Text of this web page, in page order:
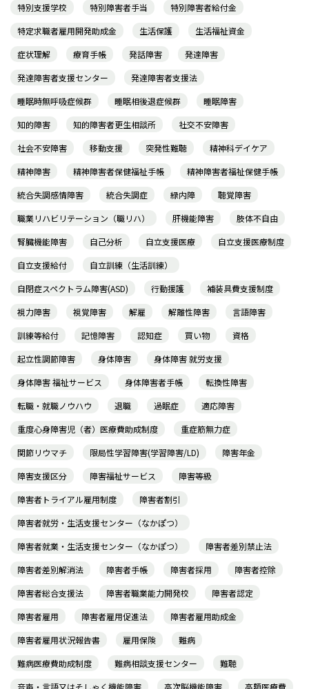
特別支援学校
特別障害者手当
特別障害者給付金
特定求職者雇用開発助成金
生活保護
生活福祉資金
症状理解
療育手帳 発話障害
発達障害
発達障害者支援センター
発達障害者支援法
睡眠時無呼吸症候群
睡眠相後退症候群
睡眠障害
知的障害
知的障害者更生相談所
社交不安障害
社会不安障害
移動支援 突発性難聴
精神科デイケア
精神障害
精神障害者保健福祉手帳
精神障害者福祉保健手帳
統合失調感情障害
統合失調症 緑内障
聴覚障害
職業リハビリテーション（職リハ）
肝機能障害
肢体不自由
腎臓機能障害
自己分析 自立支援医療
自立支援医療制度
自立支援給付
自立訓練（生活訓練）
自閉症スペクトラム障害(ASD)
行動援護
補装具費支援制度
視力障害
視覚障害 解雇 解離性障害
言語障害
訓練等給付
記憶障害 認知症 買い物
資格
起立性調節障害
身体障害
身体障害 就労支援
身体障害 福祉サービス
身体障害者手帳
転換性障害
転職・就職ノウハウ
退職 過眠症
適応障害
重度心身障害児（者）医療費助成制度
重症筋無力症
関節リウマチ
限局性学習障害(学習障害/LD)
障害年金
障害支援区分
障害福祉サービス
障害等級
障害者トライアル雇用制度
障害者割引
障害者就労・生活支援センター（なかぽつ）
障害者就業・生活支援センター（なかぽつ）
障害者差別禁止法
障害者差別解消法
障害者手帳 障害者採用
障害者控除
障害者総合支援法
障害者職業能力開発校
障害者認定
障害者雇用
障害者雇用促進法
障害者雇用助成金
障害者雇用状況報告書
雇用保険
難病
難病医療費助成制度
難病相談支援センター
難聴
音声・言語又はそしゃく機能障害
高次脳機能障害
高額医療費